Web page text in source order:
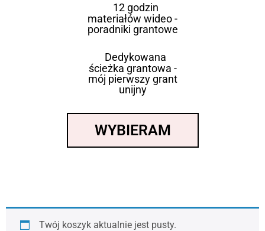
12 godzin
materiałów wideo -
poradniki grantowe
Dedykowana
ścieżka grantowa -
mój pierwszy grant
unijny
WYBIERAM
Twój koszyk aktualnie jest pusty.